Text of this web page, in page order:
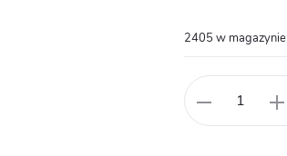
2405 w magazynie
pasowania